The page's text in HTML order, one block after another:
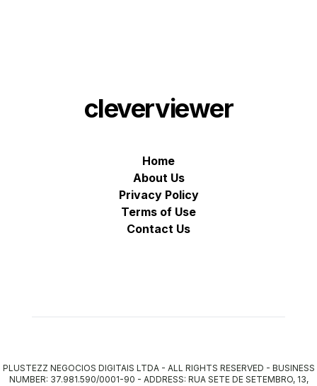
cleverviewer
Home
About Us
Privacy Policy
Terms of Use
Contact Us
PLUSTEZZ NEGOCIOS DIGITAIS LTDA - ALL RIGHTS RESERVED - BUSINESS
NUMBER: 37.981.590/0001-90 - ADDRESS: RUA SETE DE SETEMBRO, 13,